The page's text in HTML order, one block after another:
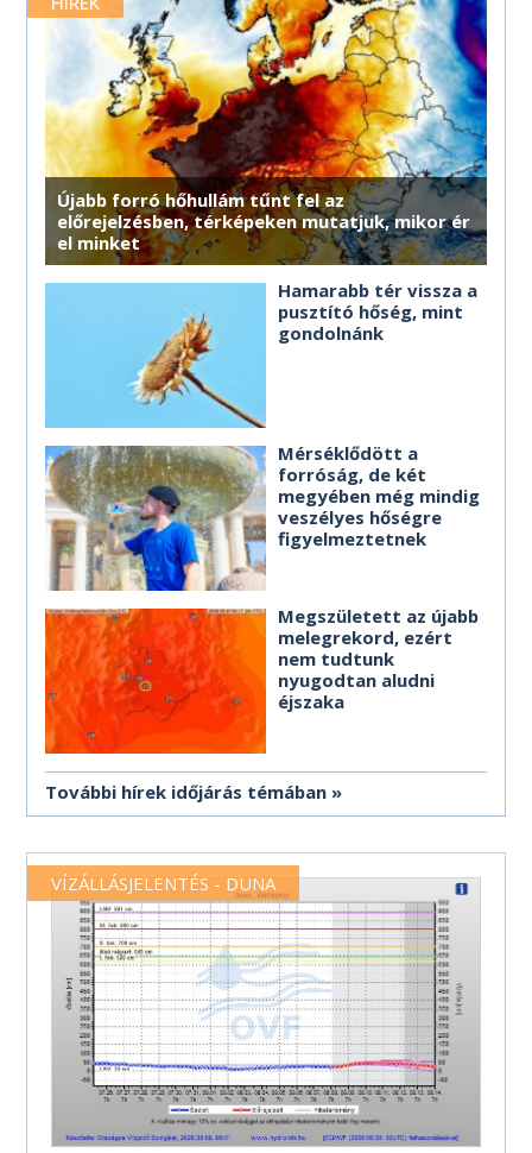
MÉG TÖBB HOROSZKÓP
MÉG TÖBB HOROSZKÓP
MÉG TÖBB HOROSZKÓP
MÉG TÖBB HOROSZKÓP
MÉG TÖBB HOROSZKÓP
MÉG TÖBB HOROSZKÓP
Újabb forró hőhullám tűnt fel az
előrejelzésben, térképeken mutatjuk, mikor ér
el minket
Hamarabb tér vissza a
pusztító hőség, mint
gondolnánk
Mérséklődött a
forróság, de két
megyében még mindig
veszélyes hőségre
figyelmeztetnek
Megszületett az újabb
melegrekord, ezért
nem tudtunk
nyugodtan aludni
éjszaka
További hírek időjárás témában
VÍZÁLLÁSJELENTÉS - DUNA